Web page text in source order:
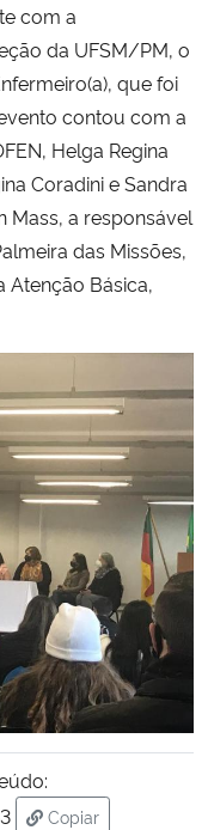
com a
da UFSM/PM, o
que foi
contou com a
Helga Regina
Coradini e Sandra
Mass, a responsável
das Missões,
Atenção Básica,
Copiar